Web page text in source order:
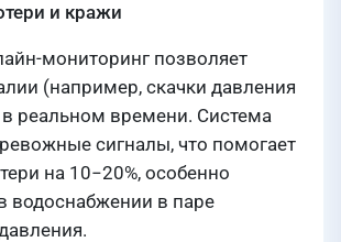
и кражи
мониторинг позволяет
(например, скачки давления
в реальном времени. Система
сигналы, что помогает
на 10−20%, особенно
водоснабжении в паре